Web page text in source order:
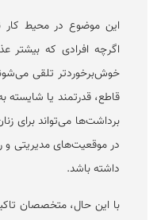
این موضوع در محیط کار
اگرچه افرادی که بیشتر
خوش‌برخوردتر تلقی
قاطع، قدرتمند یا شایسته
برداشت‌ها می‌تواند برای
در موقعیت‌های مدیریتی و
داشته باشد.
با این حال، متخصصان